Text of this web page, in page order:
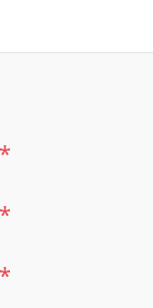
*
*
*